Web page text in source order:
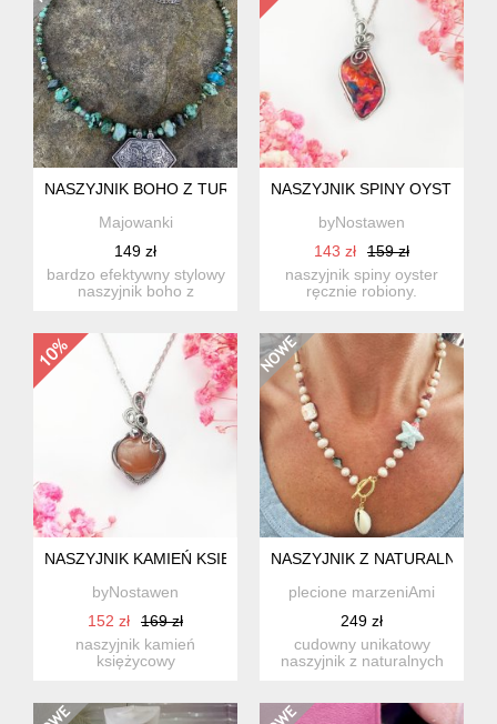
NASZYJNIK BOHO Z TURKUSU AFRYKAŃSKIEGO
Majowanki
149 zł
bardzo efektywny stylowy
naszyjnik boho z
NASZYJNIK SPINY OYSTER
byNostawen
143 zł
159 zł
naszyjnik spiny oyster
ręcznie robiony.
NASZYJNIK KAMIEŃ KSIĘŻYCOWY BRZOSKWINIOWY STAL
byNostawen
152 zł
169 zł
naszyjnik kamień
księżycowy
NASZYJNIK Z NATURALNYCH
plecione marzeniAmi
249 zł
cudowny unikatowy
naszyjnik z naturalnych